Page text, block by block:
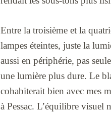
Entre la troisième et la
lampes éteintes, juste la
aussi en périphérie, pas
une lumière plus dure. Le
cohabiterait bien avec mes
à Pessac. L’équilibre visuel